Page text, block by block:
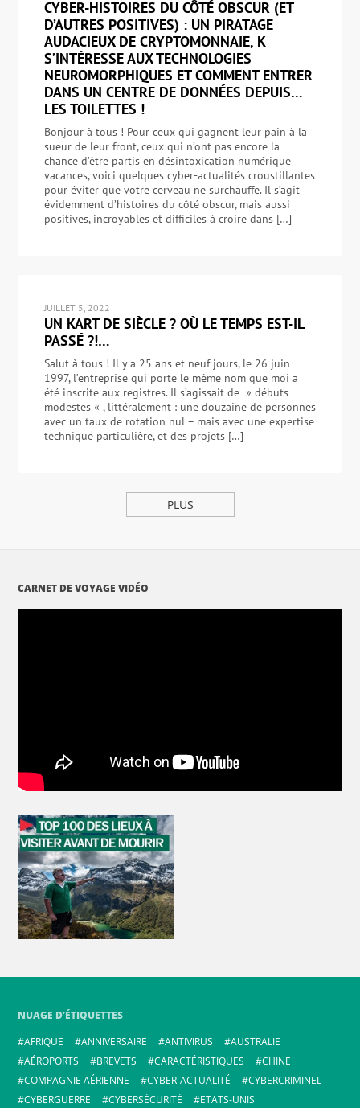
CYBER-HISTOIRES DU CÔTÉ OBSCUR (ET
D’AUTRES POSITIVES) : UN PIRATAGE
AUDACIEUX DE CRYPTOMONNAIE, K
S’INTÉRESSE AUX TECHNOLOGIES
NEUROMORPHIQUES ET COMMENT ENTRER
DANS UN CENTRE DE DONNÉES DEPUIS…
LES TOILETTES !
Bonjour à tous ! Pour ceux qui gagnent leur pain à la
sueur de leur front, ceux qui n’ont pas encore la
chance d’être partis en désintoxication numérique
vacances, voici quelques cyber-actualités croustillantes
pour éviter que votre cerveau ne surchauffe. Il s’agit
évidemment d’histoires du côté obscur, mais aussi
positives, incroyables et difficiles à croire dans […]
JUILLET 5, 2022
UN KART DE SIÈCLE ? OÙ LE TEMPS EST-IL
PASSÉ ?!…
Salut à tous ! Il y a 25 ans et neuf jours, le 26 juin
1997, l’entreprise qui porte le même nom que moi a
été inscrite aux registres. Il s’agissait de » débuts
modestes « , littéralement : une douzaine de personnes
avec un taux de rotation nul – mais avec une expertise
technique particulière, et des projets […]
PLUS
CARNET DE VOYAGE VIDÉO
NUAGE D’ÉTIQUETTES
AFRIQUE
ANNIVERSAIRE ANTIVIRUS
AUSTRALIE
AÉROPORTS
BREVETS CARACTÉRISTIQUES
CHINE
COMPAGNIE AÉRIENNE
CYBER-ACTUALITÉ
CYBERCRIMINEL
CYBERGUERRE
CYBERSÉCURITÉ
ETATS-UNIS